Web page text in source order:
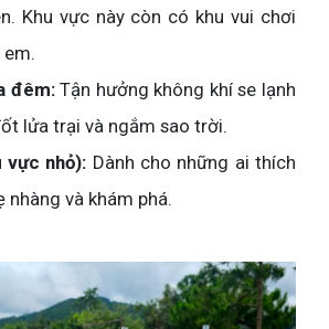
Khu vực này còn có khu vui chơi
đêm:Tận hưởng không khí se lạnh
lửa trại và ngắm sao trời.
vực nhỏ): Dành cho những ai thích
nhàng và khám phá.